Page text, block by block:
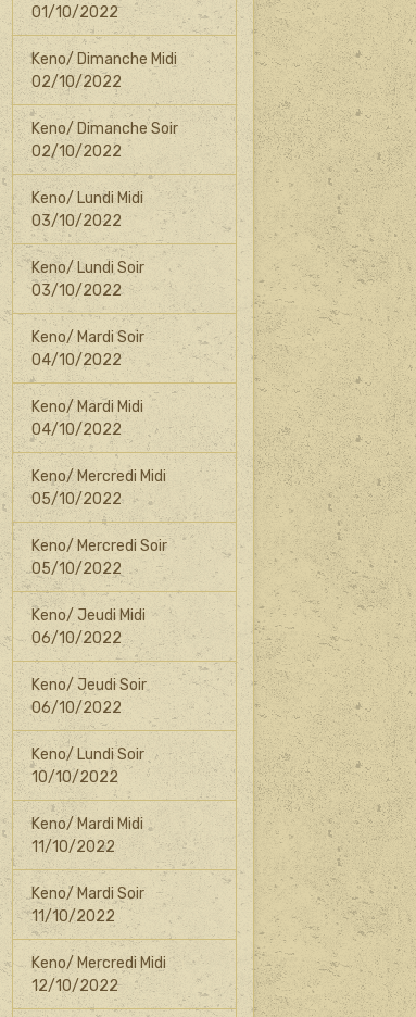
01/10/2022
Keno/ Dimanche Midi
02/10/2022
Keno/ Dimanche Soir
02/10/2022
Keno/ Lundi Midi
03/10/2022
Keno/ Lundi Soir
03/10/2022
Keno/ Mardi Soir
04/10/2022
Keno/ Mardi Midi
04/10/2022
Keno/ Mercredi Midi
05/10/2022
Keno/ Mercredi Soir
05/10/2022
Keno/ Jeudi Midi
06/10/2022
Keno/ Jeudi Soir
06/10/2022
Keno/ Lundi Soir
10/10/2022
Keno/ Mardi Midi
11/10/2022
Keno/ Mardi Soir
11/10/2022
Keno/ Mercredi Midi
12/10/2022